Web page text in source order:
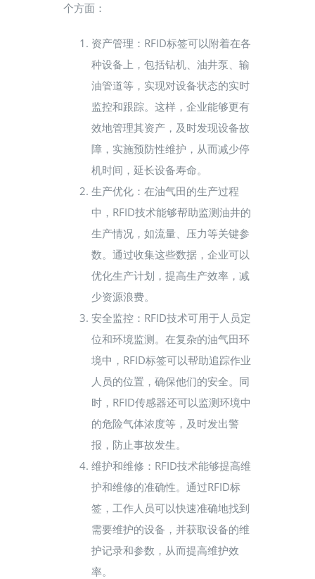
个方面：
资产管理：RFID标签可以附着在各
种设备上，包括钻机、油井泵、输
油管道等，实现对设备状态的实时
监控和跟踪。这样，企业能够更有
效地管理其资产，及时发现设备故
障，实施预防性维护，从而减少停
机时间，延长设备寿命。
生产优化：在油气田的生产过程
中，RFID技术能够帮助监测油井的
生产情况，如流量、压力等关键参
数。通过收集这些数据，企业可以
优化生产计划，提高生产效率，减
少资源浪费。
安全监控：RFID技术可用于人员定
位和环境监测。在复杂的油气田环
境中，RFID标签可以帮助追踪作业
人员的位置，确保他们的安全。同
时，RFID传感器还可以监测环境中
的危险气体浓度等，及时发出警
报，防止事故发生。
维护和维修：RFID技术能够提高维
护和维修的准确性。通过RFID标
签，工作人员可以快速准确地找到
需要维护的设备，并获取设备的维
护记录和参数，从而提高维护效
率。